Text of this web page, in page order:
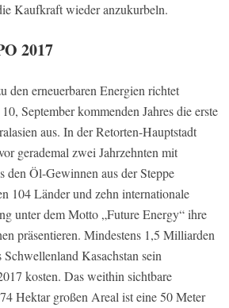
Kaufkraft wieder anzukurbeln.
2017
den erneuerbaren Energien richtet
September kommenden Jahres die erste
aus. In der Retorten-Hauptstadt
gerademal zwei Jahrzehnten mit
Öl-Gewinnen aus der Steppe
104 Länder und zehn internationale
unter dem Motto „Future Energy“ ihre
präsentieren. Mindestens 1,5 Milliarden
Kasachstan sein
kosten. Das weithin sichtbare
Hektar großen Areal ist eine 50 Meter